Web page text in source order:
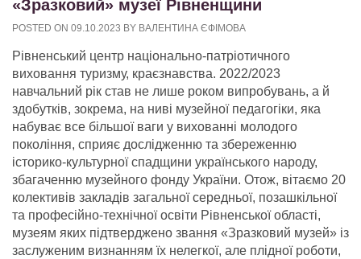
«Зразковий» музеї Рівненщини
POSTED ON 09.10.2023 BY ВАЛЕНТИНА ЄФІМОВА
Рівненський центр національно-патріотичного
виховання туризму, краєзнавства. 2022/2023
навчальний рік став не лише роком випробувань, а й
здобутків, зокрема, на ниві музейної педагогіки, яка
набуває все більшої ваги у вихованні молодого
покоління, сприяє дослідженню та збереженню
історико-культурної спадщини українського народу,
збагаченню музейного фонду України. Отож, вітаємо 20
колективів закладів загальної середньої, позашкільної
та професійно-технічної освіти Рівненської області,
музеям яких підтверджено звання «Зразковий музей» із
заслуженим визнанням їх нелегкої, але плідної роботи,